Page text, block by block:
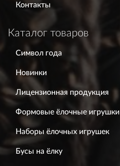
Контакты
Каталог товаров
Символ года
Новинки
Лицензионная продукция
Формовые ёлочные игрушки
Наборы ёлочных игрушек
Бусы на ёлку